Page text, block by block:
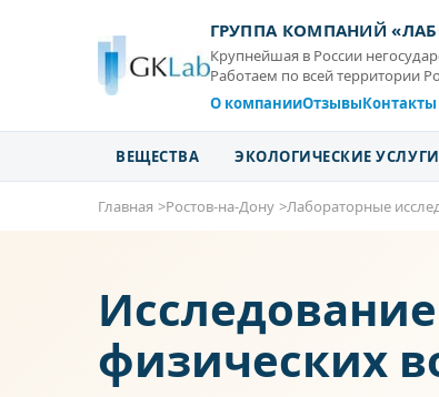
ГРУППА КОМПАНИЙ
Крупнейшая в России
Работаем по всей территории
О компанииОтзывыКонтакты
ВЕЩЕСТВА ЭКОЛОГИЧЕСКИЕ УСЛУГИ
Главная Ростов-на-Дону Лабораторные
Исследование
физических